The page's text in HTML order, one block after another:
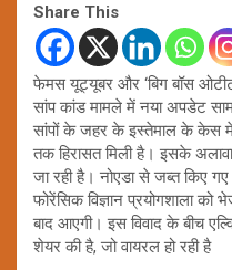
Share This
फेमस यूट्यूबर और ‘बिग बॉस
सांप कांड मामले में नया अपडेट
सांपों के जहर के इस्तेमाल के केस में
तक हिरासत मिली है। इसके
जा रही है। नोएडा से जब्त किए
फोरेंसिक विज्ञान प्रयोगशाला को
बाद आएगी। इस विवाद के बीच
शेयर की है, जो वायरल हो रही है